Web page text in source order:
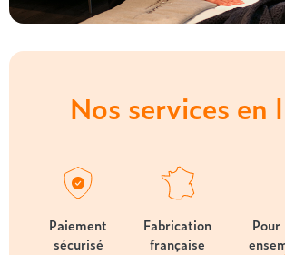
Nos services en
Paiement
sécurisé
Fabrication
française